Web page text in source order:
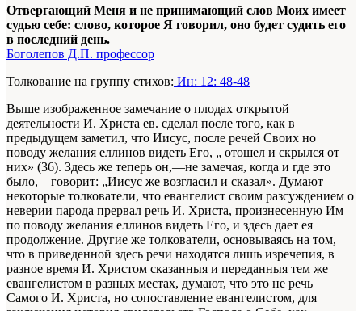
Отвергающий Меня и не принимающий слов Моих имеет
судью себе: слово, которое Я говорил, оно будет судить его
в последний день.
Боголепов Д.П. профессор
Толкование на группу стихов: Ин: 12: 48-48
Выше изображенное замечание о плодах открытой
деятельности И. Христа ев. сделал после того, как в
предыдущем заметил, что Иисус, после речей Своих но
поводу желания еллинов видеть Его, „ отошел и скрылся от
них» (36). Здесь же теперь он,—не замечая, когда и где это
было,—говорит: „Иисус же возгласил и сказал». Думают
некоторые толкователи, что евангелист своим разсуждением о
неверии парода прервал речь И. Христа, произнесенную Им
по поводу желания еллинов видеть Его, и здесь дает ея
продолжение. Другие же толкователи, основываясь на том,
что в приведенной здесь речи находятся лишь изречепия, в
разное время И. Христом сказанныя и переданныя тем же
евангелистом в разных местах, думают, что это не речь
Самого И. Христа, но сопоставление евангелистом, для